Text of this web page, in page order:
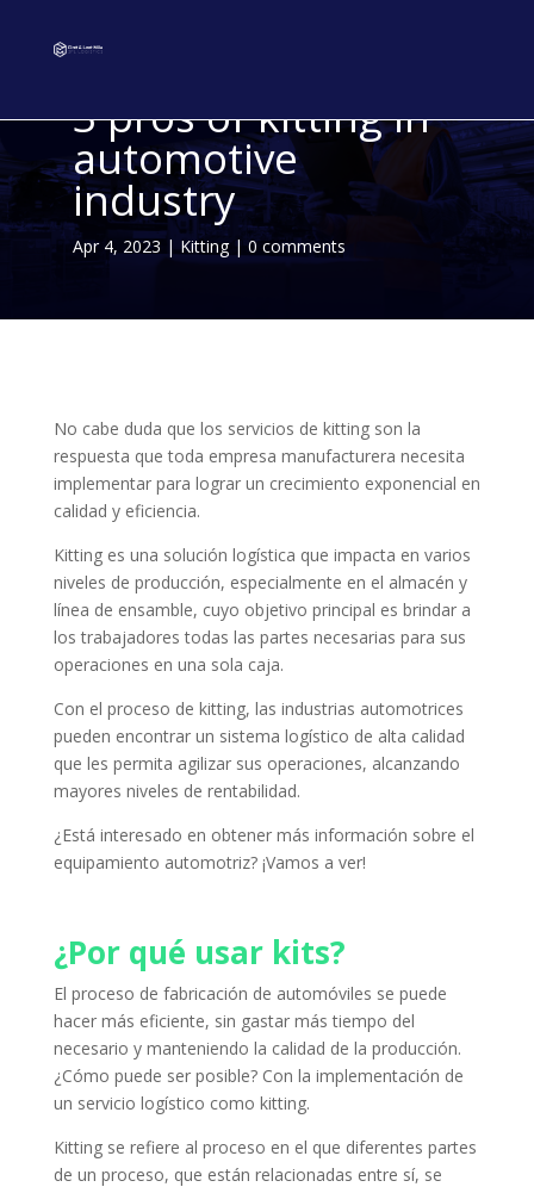
3 pros of kitting in
automotive
industry
Apr 4, 2023|Kitting| 0 comments
No cabe duda que los servicios de kitting son la
respuesta que toda empresa manufacturera necesita
implementar para lograr un crecimiento exponencial en
calidad y eficiencia.
Kitting es una solución logística que impacta en varios
niveles de producción, especialmente en el almacén y
línea de ensamble, cuyo objetivo principal es brindar a
los trabajadores todas las partes necesarias para sus
operaciones en una sola caja.
Con el proceso de kitting, las industrias automotrices
pueden encontrar un sistema logístico de alta calidad
que les permita agilizar sus operaciones, alcanzando
mayores niveles de rentabilidad.
¿Está interesado en obtener más información sobre el
equipamiento automotriz? ¡Vamos a ver!
¿Por qué usar kits?
El proceso de fabricación de automóviles se puede
hacer más eficiente, sin gastar más tiempo del
necesario y manteniendo la calidad de la producción.
¿Cómo puede ser posible? Con la implementación de
un servicio logístico como kitting.
Kitting se refiere al proceso en el que diferentes partes
de un proceso, que están relacionadas entre sí, se